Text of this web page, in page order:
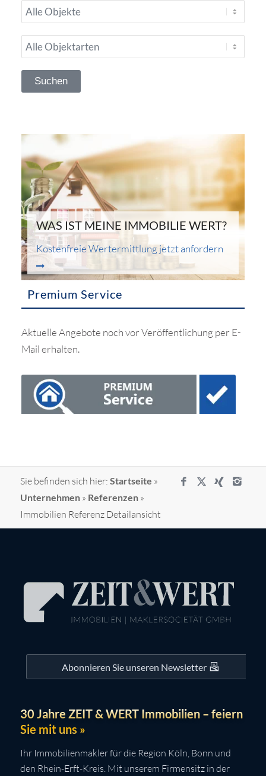
WAS IST MEINE IMMOBILIE WERT?
Kostenfreie Wertermittlung jetzt anfordern
Premium Service
Aktuelle Angebote noch vor Veröffentlichung per E-
Mail erhalten.
Sie befinden sich hier: Startseite »
Unternehmen» Referenzen»
Immobilien Referenz Detailansicht
Abonnieren Sie unseren Newsletter
30 Jahre ZEIT & WERT Immobilien – feiern
Sie mit uns »
Ihr Immobilienmakler für die Region Köln, Bonn und
den Rhein-Erft-Kreis. Mit unserem Firmensitz in der